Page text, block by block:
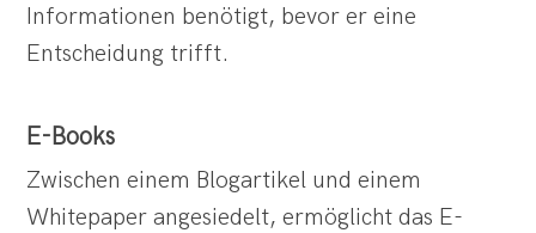
Informationen benötigt, bevor er eine
Entscheidung trifft.
E-Books
Zwischen einem Blogartikel und einem
Whitepaper angesiedelt, ermöglicht das E-